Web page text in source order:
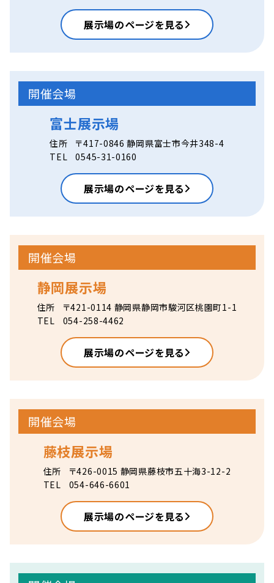
展示場のページを見る
開催会場
富士展示場
住所
〒417-0846 静岡県富士市今井348-4
TEL
0545-31-0160
展示場のページを見る
開催会場
静岡展示場
住所
〒421-0114 静岡県静岡市駿河区桃園町1-1
TEL
054-258-4462
展示場のページを見る
開催会場
藤枝展示場
住所
〒426-0015 静岡県藤枝市五十海3-12-2
TEL
054-646-6601
展示場のページを見る